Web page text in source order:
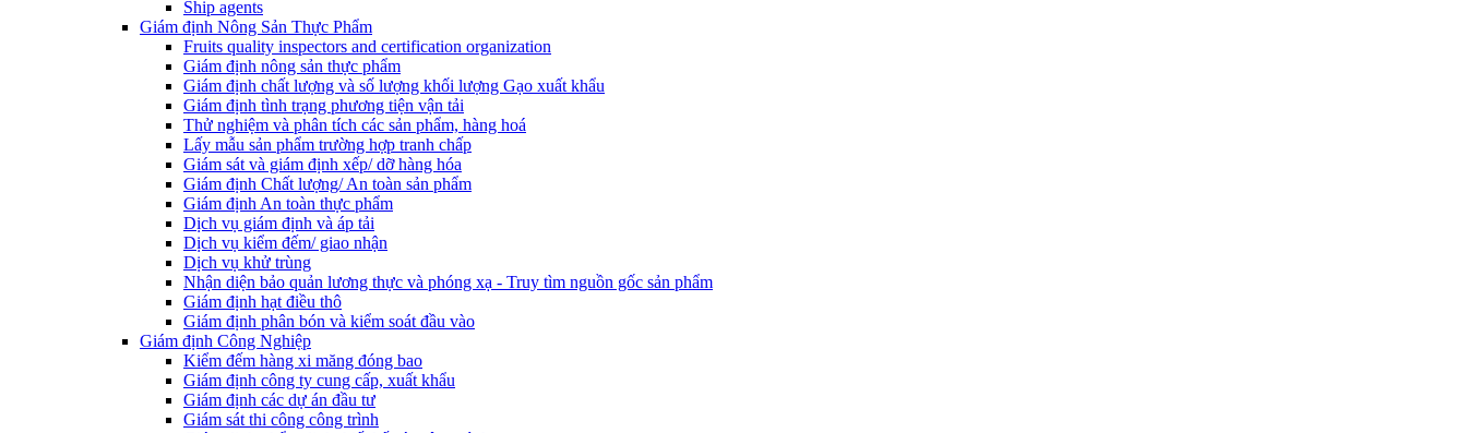
Ship agents
Giám định Nông Sản Thực Phẩm
Fruits quality inspectors and certification organization
Giám định nông sản thực phẩm
Giám định chất lượng và số lượng khối lượng Gạo xuất khẩu
Giám định tình trạng phương tiện vận tải
Thử nghiệm và phân tích các sản phẩm, hàng hoá
Lấy mẫu sản phẩm trường hợp tranh chấp
Giám sát và giám định xếp/ dỡ hàng hóa
Giám định Chất lượng/ An toàn sản phẩm
Giám định An toàn thực phẩm
Dịch vụ giám định và áp tải
Dịch vụ kiểm đếm/ giao nhận
Dịch vụ khử trùng
Nhận diện bảo quản lương thực và phóng xạ - Truy tìm nguồn gốc sản phẩm
Giám định hạt điều thô
Giám định phân bón và kiểm soát đầu vào
Giám định Công Nghiệp
Kiểm đếm hàng xi măng đóng bao
Giám định công ty cung cấp, xuất khẩu
Giám định các dự án đầu tư
Giám sát thi công công trình